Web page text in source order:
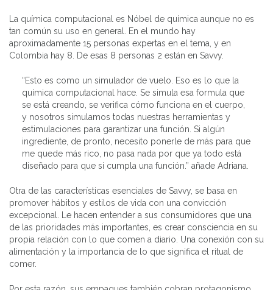
La química computacional es Nóbel de química aunque no es
tan común su uso en general. En el mundo hay
aproximadamente 15 personas expertas en el tema, y en
Colombia hay 8. De esas 8 personas 2 están en Savvy.
“Esto es como un simulador de vuelo. Eso es lo que la
química computacional hace. Se simula esa formula que
se está creando, se verifica cómo funciona en el cuerpo,
y nosotros simulamos todas nuestras herramientas y
estimulaciones para garantizar una función. Si algún
ingrediente, de pronto, necesito ponerle de más para que
me quede más rico, no pasa nada por que ya todo está
diseñado para que si cumpla una función.” añade Adriana.
Otra de las características esenciales de Savvy, se basa en
promover hábitos y estilos de vida con una convicción
excepcional. Le hacen entender a sus consumidores que una
de las prioridades más importantes, es crear consciencia en su
propia relación con lo que comen a diario. Una conexión con su
alimentación y la importancia de lo que significa el ritual de
comer.